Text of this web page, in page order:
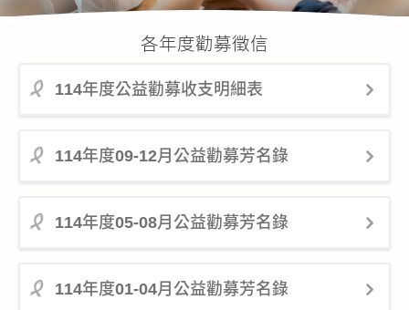
美善服務
我要捐款
公益義賣
聯絡我們
各年度勸募徵信
114年度公益勸募收支明細表
114年度09-12月公益勸募芳名錄
114年度05-08月公益勸募芳名錄
114年度01-04月公益勸募芳名錄